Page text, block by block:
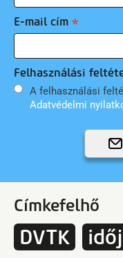
E-mail cím
Felhasználási
A felhasználási
Adatvédelmi
Címkefelhő
DVTK